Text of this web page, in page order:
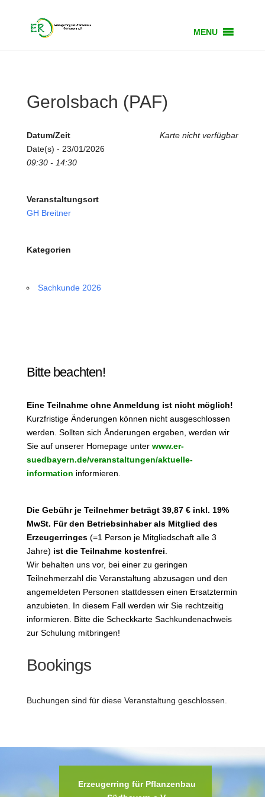
MENU
Gerolsbach (PAF)
Karte nicht verfügbar
Datum/Zeit
Date(s) - 23/01/2026
09:30 - 14:30
Veranstaltungsort
GH Breitner
Kategorien
Sachkunde 2026
Bitte beachten!
Eine Teilnahme ohne Anmeldung ist nicht möglich!
Kurzfristige Änderungen können nicht ausgeschlossen
werden. Sollten sich Änderungen ergeben, werden wir
Sie auf unserer Homepage unter www.er-
suedbayern.de/veranstaltungen/aktuelle-
information informieren.
Die Gebühr je Teilnehmer beträgt 39,87 € inkl. 19%
MwSt. Für den Betriebsinhaber als Mitglied des
Erzeugerringes(=1 Person je Mitgliedschaft alle 3
Jahre) ist die Teilnahme kostenfrei
Wir behalten uns vor, bei einer zu geringen
Teilnehmerzahl die Veranstaltung abzusagen und den
angemeldeten Personen stattdessen einen Ersatztermin
anzubieten. In diesem Fall werden wir Sie rechtzeitig
informieren. Bitte die Scheckkarte Sachkundenachweis
zur Schulung mitbringen!
Bookings
Buchungen sind für diese Veranstaltung geschlossen.
Erzeugerring für Pflanzenbau